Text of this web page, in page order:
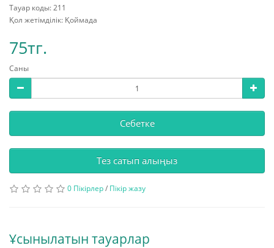
Тауар коды: 211
Қол жетімділік: Қоймада
75тг.
Саны
Себетке
Тез сатып алыңыз
0 Пікірлер/ Пікір жазу
Ұсынылатын тауарлар